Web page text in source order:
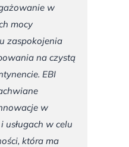
w
mocy
zaspokojenia
na czystą
EBI
w
usługach w celu
która ma